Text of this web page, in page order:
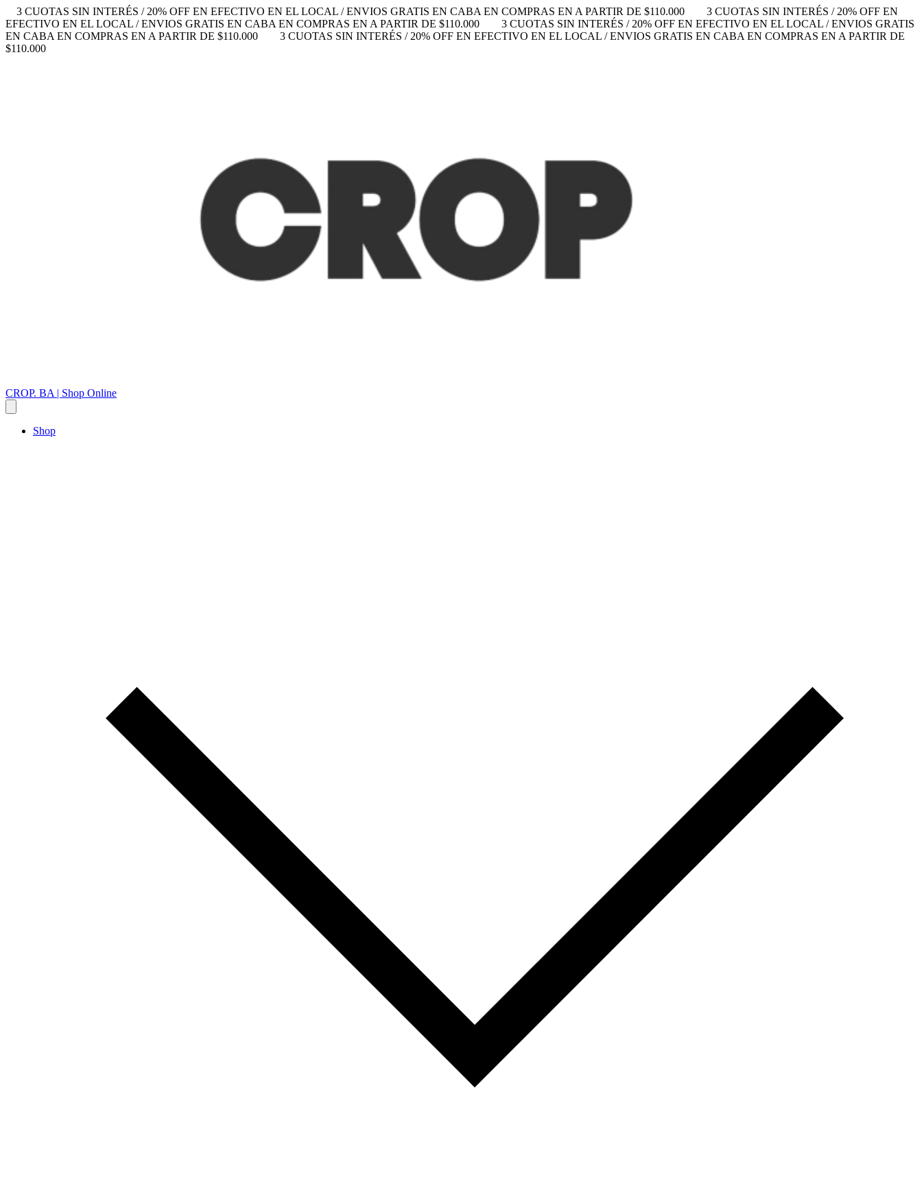
3 CUOTAS SIN INTERÉS / 20% OFF EN EFECTIVO EN EL LOCAL / ENVIOS GRATIS EN CABA EN COMPRAS EN A PARTIR DE $110.000
3 CUOTAS SIN INTERÉS / 20% OFF EN
EFECTIVO EN EL LOCAL / ENVIOS GRATIS EN CABA EN COMPRAS EN A PARTIR DE $110.000
3 CUOTAS SIN INTERÉS / 20% OFF EN EFECTIVO EN EL LOCAL / ENVIOS GRATIS
EN CABA EN COMPRAS EN A PARTIR DE $110.000
3 CUOTAS SIN INTERÉS / 20% OFF EN EFECTIVO EN EL LOCAL / ENVIOS GRATIS EN CABA EN COMPRAS EN A PARTIR DE
$110.000
CROP. BA | Shop Online
Shop